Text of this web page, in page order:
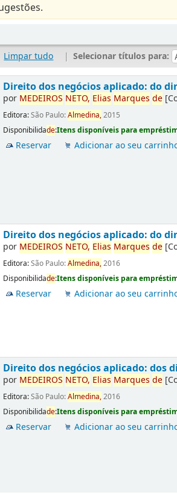
Limpar tudo | Selecionar títulos para:
Direito dos negócios aplicado: do
por MEDEIROS NETO, Elias Marques de
Editora:São Paulo:Almedina,2015
Disponibilidade:Itens disponíveis para
Reservar Adicionar ao seu
Direito dos negócios aplicado: do
por MEDEIROS NETO, Elias Marques de
Editora:São Paulo:Almedina,2016
Disponibilidade:Itens disponíveis para
Reservar Adicionar ao seu
Direito dos negócios aplicado: dos
por MEDEIROS NETO, Elias Marques de
Editora:São Paulo:Almedina,2016
Disponibilidade:Itens disponíveis para
Reservar Adicionar ao seu